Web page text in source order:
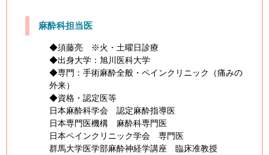
麻酔科担当医
◆須藤亮 ※火・土曜日診療
◆出身大学：旭川医科大学
◆専門：手術麻酔全般・ペインクリニック（痛みの
外来）
◆資格・認定医等
日本麻酔科学会 認定麻酔指導医
日本専門医機構 麻酔科専門医
日本ペインクリニック学会 専門医
群馬大学医学部麻酔神経学講座 臨床准教授